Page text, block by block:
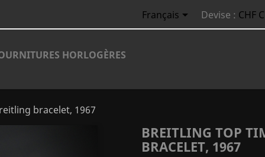
Français Devise : CHF
HORLOGÈRES
bracelet, 1967
BREITLING TOP
BRACELET, 1967